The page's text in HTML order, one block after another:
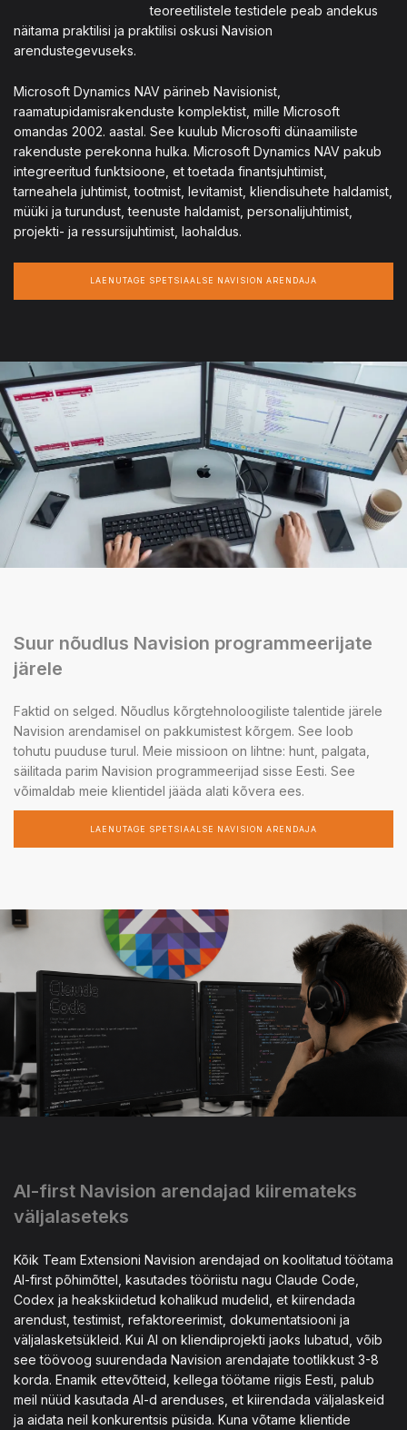
teoreetilistele testidele peab andekus
näitama praktilisi ja praktilisi oskusi Navision
arendustegevuseks.
Microsoft Dynamics NAV pärineb Navisionist,
raamatupidamisrakenduste komplektist, mille Microsoft
omandas 2002. aastal. See kuulub Microsofti dünaamiliste
rakenduste perekonna hulka. Microsoft Dynamics NAV pakub
integreeritud funktsioone, et toetada finantsjuhtimist,
tarneahela juhtimist, tootmist, levitamist, kliendisuhete haldamist,
müüki ja turundust, teenuste haldamist, personalijuhtimist,
projekti- ja ressursijuhtimist, laohaldus.
LAENUTAGE SPETSIAALSE NAVISION ARENDAJA
Suur nõudlus Navision programmeerijate
järele
Faktid on selged. Nõudlus kõrgtehnoloogiliste talentide järele
Navision arendamisel on pakkumistest kõrgem. See loob
tohutu puuduse turul. Meie missioon on lihtne: hunt, palgata,
säilitada parim Navision programmeerijad sisse Eesti. See
võimaldab meie klientidel jääda alati kõvera ees.
LAENUTAGE SPETSIAALSE NAVISION ARENDAJA
AI-first Navision arendajad kiiremateks
väljalaseteks
Kõik Team Extensioni Navision arendajad on koolitatud töötama
AI-first põhimõttel, kasutades tööriistu nagu Claude Code,
Codex ja heakskiidetud kohalikud mudelid, et kiirendada
arendust, testimist, refaktoreerimist, dokumentatsiooni ja
väljalasketsükleid. Kui AI on kliendiprojekti jaoks lubatud, võib
see töövoog suurendada Navision arendajate tootlikkust 3-8
korda. Enamik ettevõtteid, kellega töötame riigis Eesti, palub
meil nüüd kasutada AI-d arenduses, et kiirendada väljalaskeid
ja aidata neil konkurentsis püsida. Kuna võtame klientide